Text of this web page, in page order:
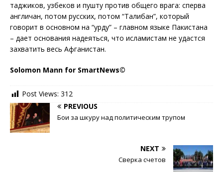
таджиков, узбеков и пушту против общего врага: сперва
англичан, потом русских, потом “Талибан”, который
говорит в основном на “урду” – главном языке Пакистана
– дает основания надеяться, что исламистам не удастся
захватить весь Афганистан.
Solomon Mann for SmartNews©
Post Views: 312
PREVIOUS
Бои за шкуру над политическим трупом
NEXT
Сверка счетов